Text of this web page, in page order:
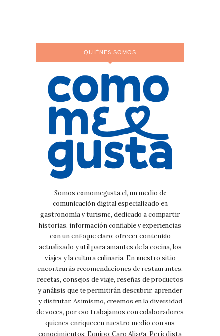
QUIÉNES SOMOS
Somos comomegusta.cl, un medio de
comunicación digital especializado en
gastronomía y turismo, dedicado a compartir
historias, información confiable y experiencias
con un enfoque claro: ofrecer contenido
actualizado y útil para amantes de la cocina, los
viajes y la cultura culinaria. En nuestro sitio
encontrarás recomendaciones de restaurantes,
recetas, consejos de viaje, reseñas de productos
y análisis que te permitirán descubrir, aprender
y disfrutar. Asimismo, creemos en la diversidad
de voces, por eso trabajamos con colaboradores
quienes enriquecen nuestro medio con sus
conocimientos: Equipo: Caro Aliaga, Periodista